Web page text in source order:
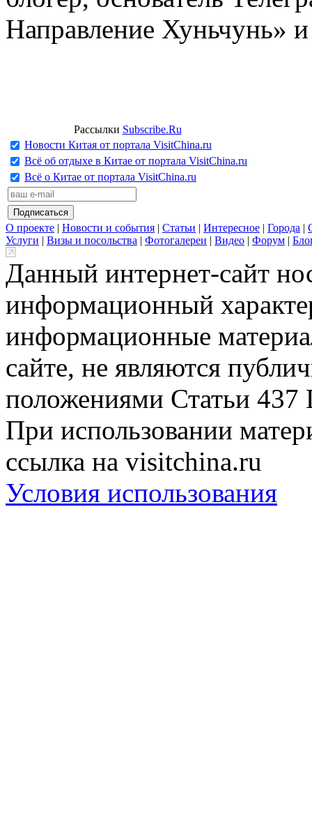
Направление Хуньчунь»
Рассылки Subscribe.Ru
Новости Китая от портала VisitChina.ru
Всё об отдыхе в Китае от портала VisitChina.ru
Всё о Китае от портала VisitChina.ru
О проекте | Новости и события | Статьи | Интересное | Города |
Услуги | Визы и посольства | Фотогалереи | Видео | Форум |
Данный интернет-сайт
информационный
информационные
сайте, не являются
положениями Статьи 437
При использовании
ссылка на visitchina.ru
Условия использования